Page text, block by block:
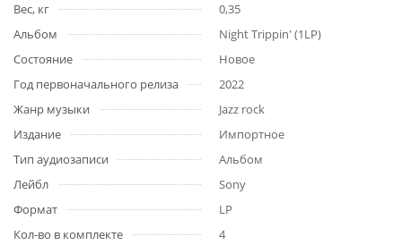
Вес, кг
0,35
Альбом
Night Trippin' (1LP)
Состояние
Новое
Год первоначального релиза
2022
Жанр музыки
Jazz rock
Издание
Импортное
Тип аудиозаписи
Альбом
Лейбл
Sony
Формат
LP
Кол-во в комплекте
4